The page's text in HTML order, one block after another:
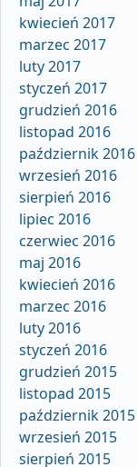
kwiecień 2017
marzec 2017
luty 2017
styczeń 2017
grudzień 2016
listopad 2016
październik 2016
wrzesień 2016
sierpień 2016
lipiec 2016
czerwiec 2016
maj 2016
kwiecień 2016
marzec 2016
luty 2016
styczeń 2016
grudzień 2015
listopad 2015
październik 2015
wrzesień 2015
sierpień 2015